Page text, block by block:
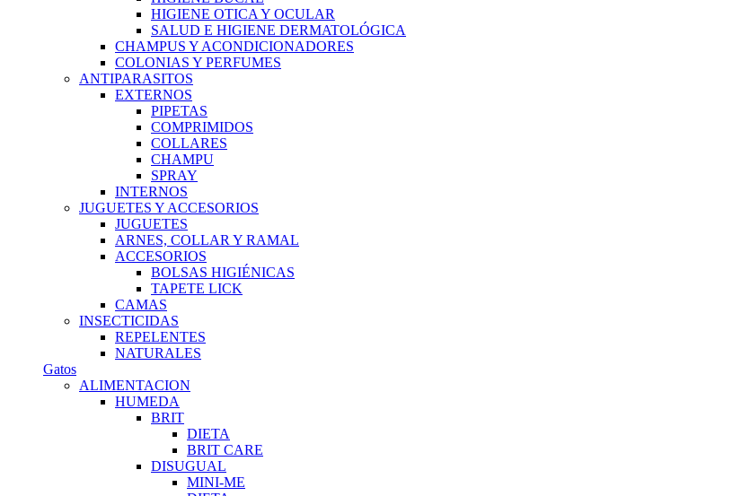
HIGIENE OTICA Y OCULAR
SALUD E HIGIENE DERMATOLÓGICA
CHAMPUS Y ACONDICIONADORES
COLONIAS Y PERFUMES
ANTIPARASITOS
EXTERNOS
PIPETAS
COMPRIMIDOS
COLLARES
CHAMPU
SPRAY
INTERNOS
JUGUETES Y ACCESORIOS
JUGUETES
ARNES, COLLAR Y RAMAL
ACCESORIOS
BOLSAS HIGIÉNICAS
TAPETE LICK
CAMAS
INSECTICIDAS
REPELENTES
NATURALES
Gatos
ALIMENTACION
HUMEDA
BRIT
DIETA
BRIT CARE
DISUGUAL
MINI-ME